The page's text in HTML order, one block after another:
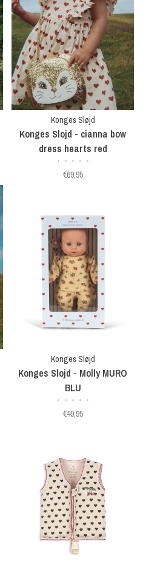
Konges Sløjd
Konges Slojd - cianna bow
dress hearts red
• • • • •
€69,95
Konges Sløjd
Konges Slojd - Molly MURO
BLU
• • • • •
€49,95